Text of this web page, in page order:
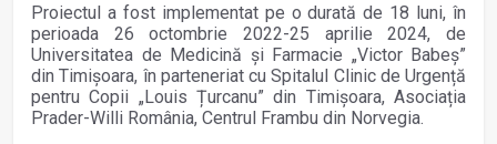
Proiectul a fost implementat pe o durată de 18 luni, în
perioada 26 octombrie 2022-25 aprilie 2024, de
Universitatea de Medicină și Farmacie „Victor Babeș”
din Timișoara, în parteneriat cu Spitalul Clinic de Urgență
pentru Copii „Louis Țurcanu” din Timișoara, Asociația
Prader-Willi România, Centrul Frambu din Norvegia.